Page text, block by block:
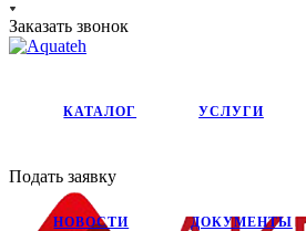
Заказать звонок
КАТАЛОГ УСЛУГИ
НОВОСТИ ДОКУМЕНТЫ
Подать заявку